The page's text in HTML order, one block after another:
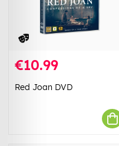
€10.99
Red Joan DVD